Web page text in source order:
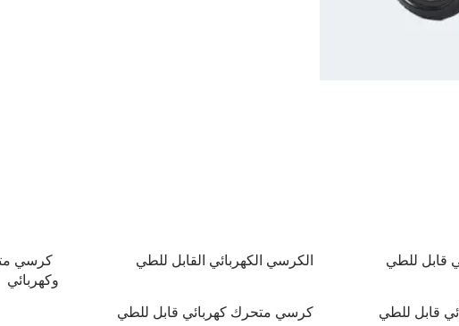
قابل للطي الكرسي الكهربائي القابل للطي
كرسي
وكهربائي
قابل للطي كرسي متحرك كهربائي قابل للطي